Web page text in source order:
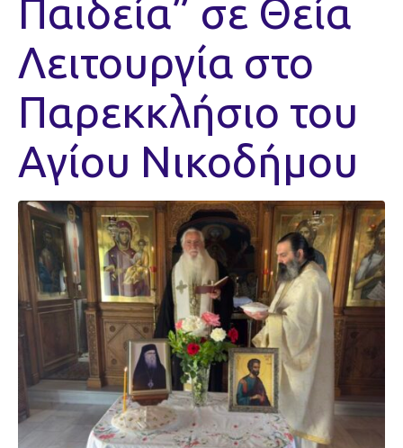
Παιδεία” σε Θεία
Λειτουργία στο
Παρεκκλήσιο του
Αγίου Νικοδήμου